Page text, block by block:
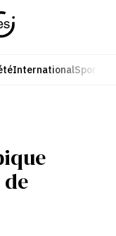
InternationalSport